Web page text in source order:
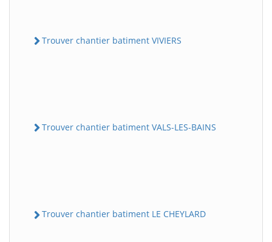
Trouver chantier batiment VIVIERS
Trouver chantier batiment VALS-LES-BAINS
Trouver chantier batiment LE CHEYLARD